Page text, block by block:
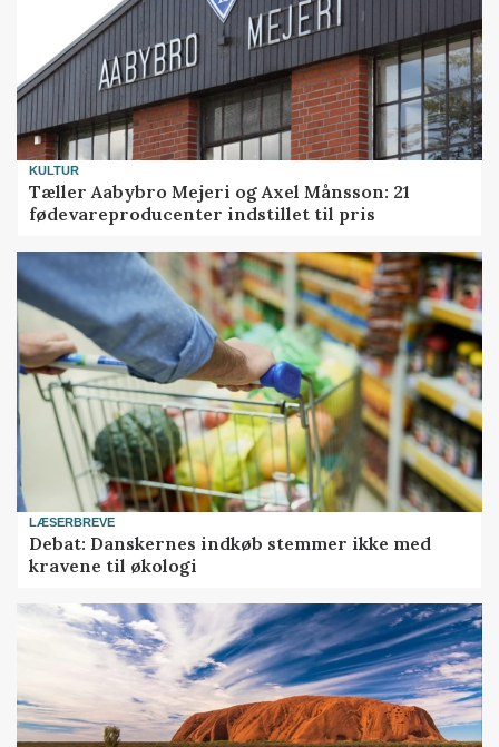
KULTUR
Tæller Aabybro Mejeri og Axel Månsson: 21
fødevareproducenter indstillet til pris
LÆSERBREVE
Debat: Danskernes indkøb stemmer ikke med
kravene til økologi